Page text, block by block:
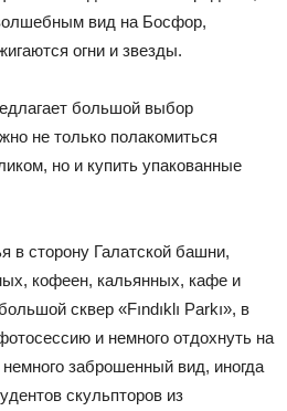
вид на Босфор,
огни и звезды.
большой выбор
не только полакомиться
но и купить упакованные
в сторону Галатской башни,
кофеен, кальянных, кафе и
сквер «Fındıklı Parkı», в
и немного отдохнуть на
заброшенный вид, иногда
скульпторов из